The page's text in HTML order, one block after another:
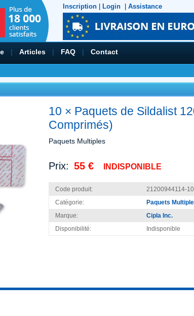
Inscription Login Assistance
| Articles | FAQ | Contact
10 × Paquets de Sildalist
Comprimés)
Paquets Multiples
Prix: 55 € INDISPONIBLE
Code produit:
21200944114-10
Catégorie:
Paquets
Marque:
Cipla Inc.
Disponibilité:
Indisponible